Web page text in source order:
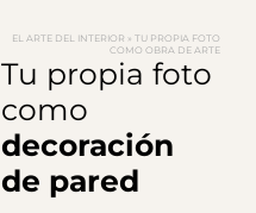
EL ARTE DEL INTERIOR »TU PROPIA FOTO
COMO OBRA DE ARTE
Tu propia foto
como
decoración
de pared